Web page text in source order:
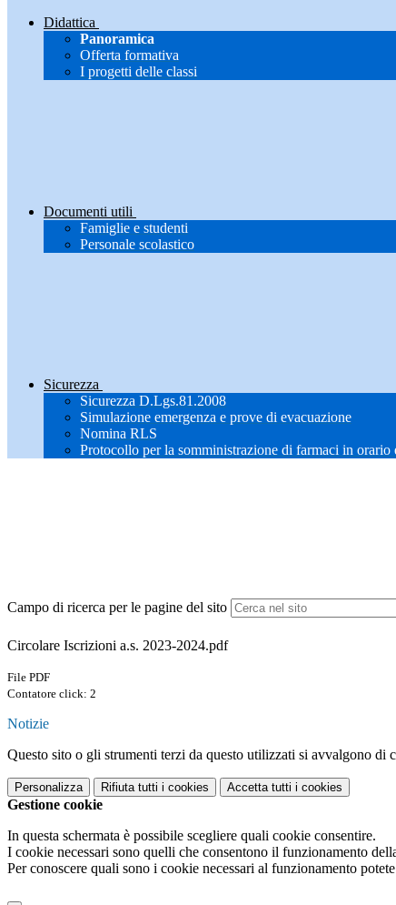
Didattica
Panoramica
Offerta formativa
I progetti delle classi
Documenti utili
Famiglie e studenti
Personale scolastico
Sicurezza
Sicurezza D.Lgs.81.2008
Simulazione emergenza e prove di evacuazione
Nomina RLS
Protocollo per la somministrazione di farmaci in orario
Campo di ricerca per le pagine del sito
Circolare Iscrizioni a.s. 2023-2024.pdf
File PDF
Contatore click: 2
Notizie
Questo sito o gli strumenti terzi da questo utilizzati si avvalgono
Personalizza Rifiuta tutti i cookies Accetta tutti i cookies
Gestione cookie
In questa schermata è possibile scegliere quali cookie consentire.
I cookie necessari sono quelli che consentono il funzionamento
Per conoscere quali sono i cookie necessari al funzionamento